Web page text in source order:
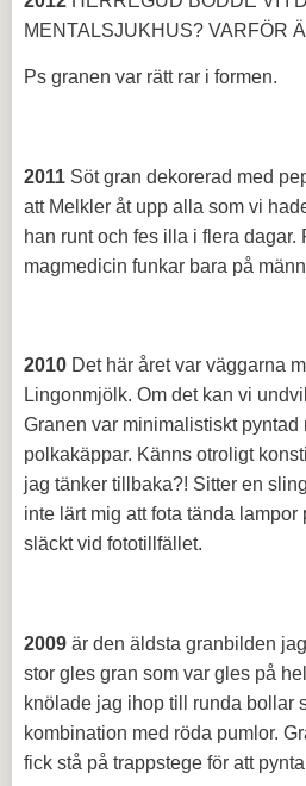
MENTALSJUKHUS? VARFÖR
Ps granen var rätt rar i formen.
2011 Söt gran dekorerad med
att Melkler åt upp alla som vi
han runt och fes illa i flera dagar.
magmedicin funkar bara på
2010 Det här året var väggarna
Lingonmjölk. Om det kan vi
Granen var minimalistiskt pyntad
polkakäppar. Känns otroligt
jag tänker tillbaka?! Sitter en
inte lärt mig att fota tända
släckt vid fototillfället.
2009 är den äldsta granbilden
stor gles gran som var gles på
knölade jag ihop till runda bollar
kombination med röda pumlor.
fick stå på trappstege för att